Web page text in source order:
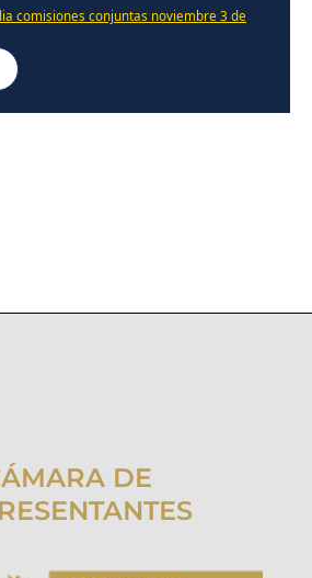
comisiones conjuntas noviembre 3 de
DE